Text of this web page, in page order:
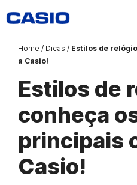
para
conteúdo
Home / Dicas / Estilos de
a Casio!
Estilos de
conheça
principais
Casio!